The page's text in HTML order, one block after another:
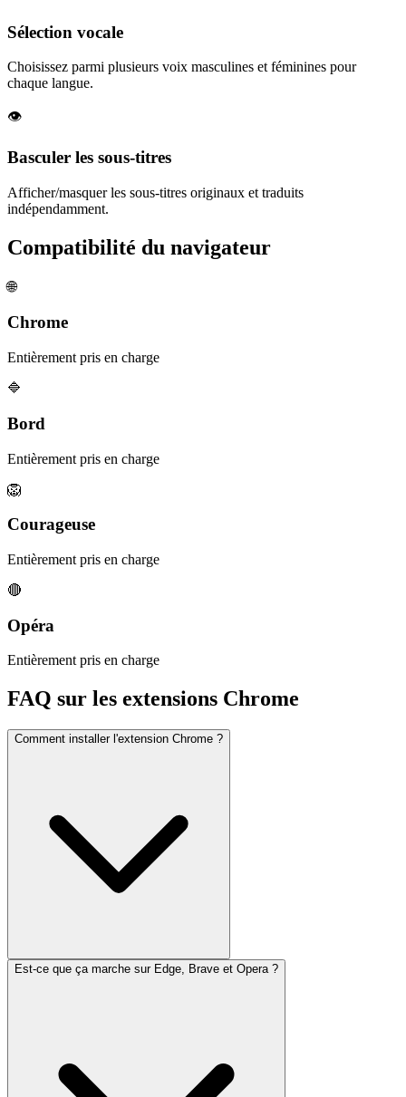
Sélection vocale
Choisissez parmi plusieurs voix masculines et féminines pour
chaque langue.
👁️
Basculer les sous-titres
Afficher/masquer les sous-titres originaux et traduits
indépendamment.
Compatibilité du navigateur
🌐
Chrome
Entièrement pris en charge
🔷
Bord
Entièrement pris en charge
🦁
Courageuse
Entièrement pris en charge
🔴
Opéra
Entièrement pris en charge
FAQ sur les extensions Chrome
Comment installer l'extension Chrome ?
Est-ce que ça marche sur Edge, Brave et Opera ?